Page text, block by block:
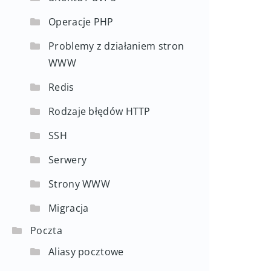
Operacje PHP
Problemy z działaniem stron
WWW
Redis
Rodzaje błędów HTTP
SSH
Serwery
Strony WWW
Migracja
Poczta
Aliasy pocztowe